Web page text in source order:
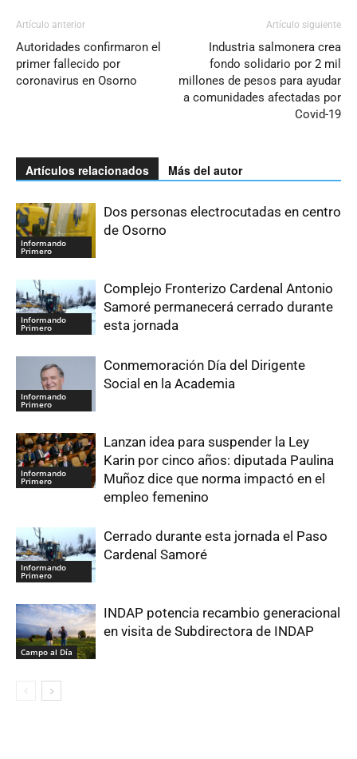
Artículo anterior
Autoridades confirmaron el
primer fallecido por
coronavirus en Osorno
Artículo siguiente
Industria salmonera crea
fondo solidario por 2 mil
millones de pesos para ayudar
a comunidades afectadas por
Covid-19
Artículos relacionados Más del autor
Informando
Primero
Dos personas electrocutadas en centro
de Osorno
Informando
Primero
Complejo Fronterizo Cardenal Antonio
Samoré permanecerá cerrado durante
esta jornada
Informando
Primero
Conmemoración Día del Dirigente
Social en la Academia
Informando
Primero
Lanzan idea para suspender la Ley
Karin por cinco años: diputada Paulina
Muñoz dice que norma impactó en el
empleo femenino
Informando
Primero
Cerrado durante esta jornada el Paso
Cardenal Samoré
Campo al Día
INDAP potencia recambio generacional
en visita de Subdirectora de INDAP